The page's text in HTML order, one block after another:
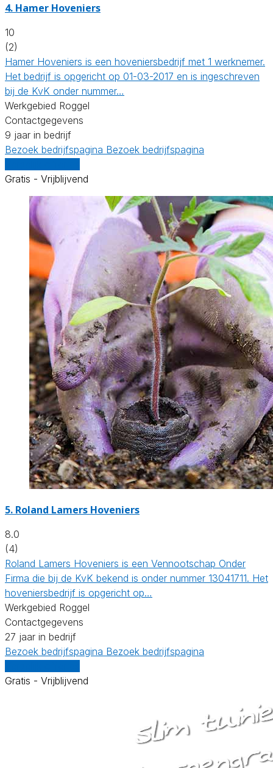
4. Hamer Hoveniers
10
(2)
Hamer Hoveniers is een hoveniersbedrijf met 1 werknemer.
Het bedrijf is opgericht op 01-03-2017 en is ingeschreven
bij de KvK onder nummer…
Werkgebied Roggel
Contactgegevens
9 jaar in bedrijf
Bezoek bedrijfspagina Bezoek bedrijfspagina
Gratis - Vrijblijvend
5. Roland Lamers Hoveniers
8.0
(4)
Roland Lamers Hoveniers is een Vennootschap Onder
Firma die bij de KvK bekend is onder nummer 13041711. Het
hoveniersbedrijf is opgericht op…
Werkgebied Roggel
Contactgegevens
27 jaar in bedrijf
Bezoek bedrijfspagina Bezoek bedrijfspagina
Gratis - Vrijblijvend